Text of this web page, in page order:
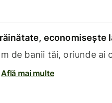
economisește
de banii tăi, oriunde ai
Află mai multe